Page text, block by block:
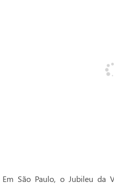
Em São Paulo, o Jubileu da